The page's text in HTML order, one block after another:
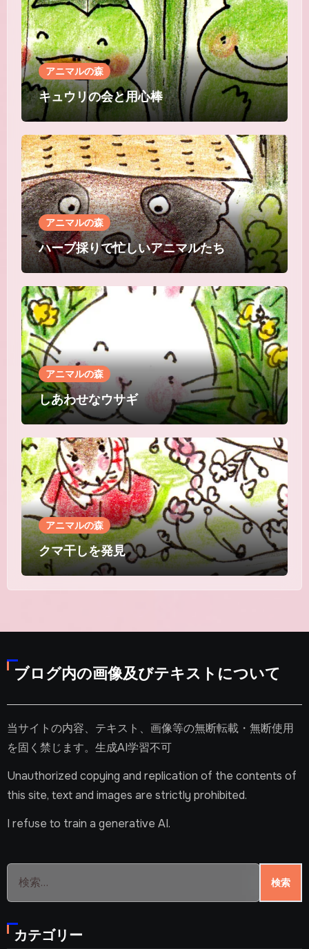
アニマルの森
キュウリの会と用心棒
アニマルの森
ハーブ採りで忙しいアニマルたち
アニマルの森
しあわせなウサギ
アニマルの森
クマ干しを発見
ブログ内の画像及びテキストについて
当サイトの内容、テキスト、画像等の無断転載・無断使用
を固く禁じます。生成AI学習不可
Unauthorized copying and replication of the contents of
this site, text and images are strictly prohibited.
I refuse to train a generative AI.
検
カテゴリー